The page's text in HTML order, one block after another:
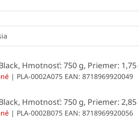
Hmotnosť: 750 g, Priemer: 1,75
| PLA-0002A075 EAN: 8718969920049
Hmotnosť: 750 g, Priemer: 2,85
| PLA-0002B075 EAN: 8718969920056